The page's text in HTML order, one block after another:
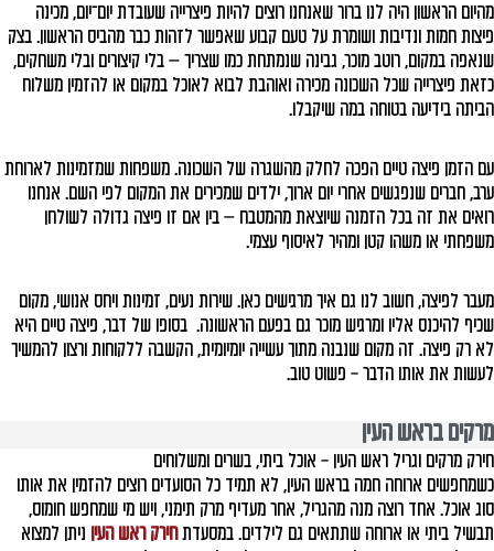
מהיום הראשון היה לנו ברור שאנחנו רוצים להיות פיצרייה שעובדת יום־יום, מכינה
פיצות חמות ונדיבות ושומרת על טעם קבוע שאפשר לזהות כבר מהביס הראשון. בצק
שנאפה במקום, רוטב מוכר, גבינה שנמתחת כמו שצריך — בלי קיצורים ובלי משחקים,
כזאת פיצרייה שכל השכונה מכירה ואוהבת לבוא לאוכל במקום או להזמין משלוח
הביתה בידיעה בטוחה במה שיקבלו.
עם הזמן פיצה טיים הפכה לחלק מהשגרה של השכונה. משפחות שמזמינות לארוחת
ערב, חברים שנפגשים אחרי יום ארוך, ילדים שמכירים את המקום לפי השם. אנחנו
רואים את זה בכל הזמנה שיוצאת מהמטבח — בין אם זו פיצה גדולה לשולחן
משפחתי או משהו קטן ומהיר לאיסוף עצמי.
מעבר לפיצה, חשוב לנו גם איך מרגישים כאן. שירות נעים, זמינות ויחס אנושי, מקום
שכיף להיכנס אליו ומרגיש מוכר גם בפעם הראשונה. בסופו של דבר, פיצה טיים היא
לא רק פיצה. זה מקום שנבנה מתוך עשייה יומיומית, הקשבה ללקוחות ורצון להמשיך
לעשות את אותו הדבר – פשוט טוב.
מרקים בראש העין
חירק מרקים וגריל ראש העין – אוכל ביתי, בשרים ומשלוחים
כשמחפשים ארוחה חמה בראש העין, לא תמיד כל הסועדים רוצים להזמין את אותו
סוג אוכל. אחד רוצה מנה מהגריל, אחר מעדיף מרק תימני, ויש מי שמחפש חומוס,
תבשיל ביתי או ארוחה שתתאים גם לילדים. במסעדתחירק ראש העין ניתן למצוא